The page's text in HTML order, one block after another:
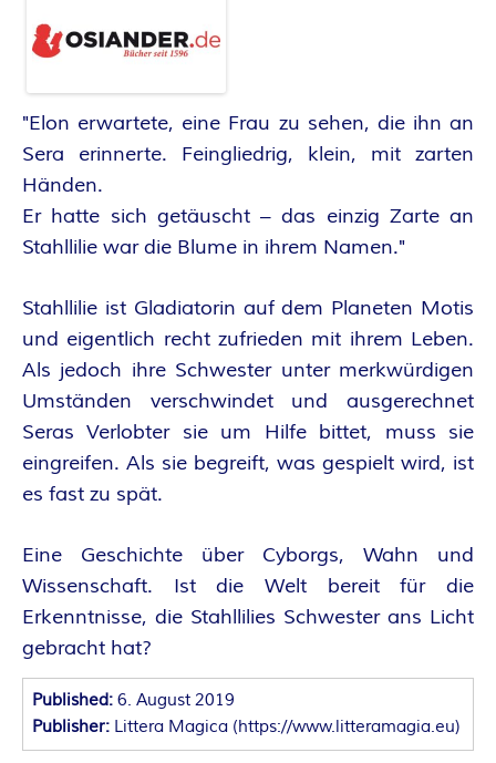
S
Y
A
U
T
O
R
:
I
N
N
E
N
K
"Elon erwartete, eine Frau zu sehen, die ihn an
Sera erinnerte. Feingliedrig, klein, mit zarten
Händen.
Er hatte sich getäuscht – das einzig Zarte an
Stahllilie war die Blume in ihrem Namen."
Stahllilie ist Gladiatorin auf dem Planeten Motis
und eigentlich recht zufrieden mit ihrem Leben.
Als jedoch ihre Schwester unter merkwürdigen
Umständen verschwindet und ausgerechnet
Seras Verlobter sie um Hilfe bittet, muss sie
eingreifen. Als sie begreift, was gespielt wird, ist
es fast zu spät.
Eine Geschichte über Cyborgs, Wahn und
Wissenschaft. Ist die Welt bereit für die
Erkenntnisse, die Stahllilies Schwester ans Licht
gebracht hat?
Published: 6. August 2019
Publisher: Littera Magica (https://www.litteramagia.eu)